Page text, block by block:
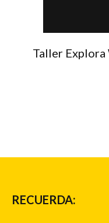
Taller
RECUERDA: